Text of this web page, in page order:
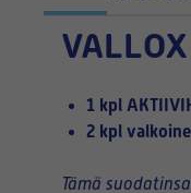
1 kpl
2 kpl
Tämä